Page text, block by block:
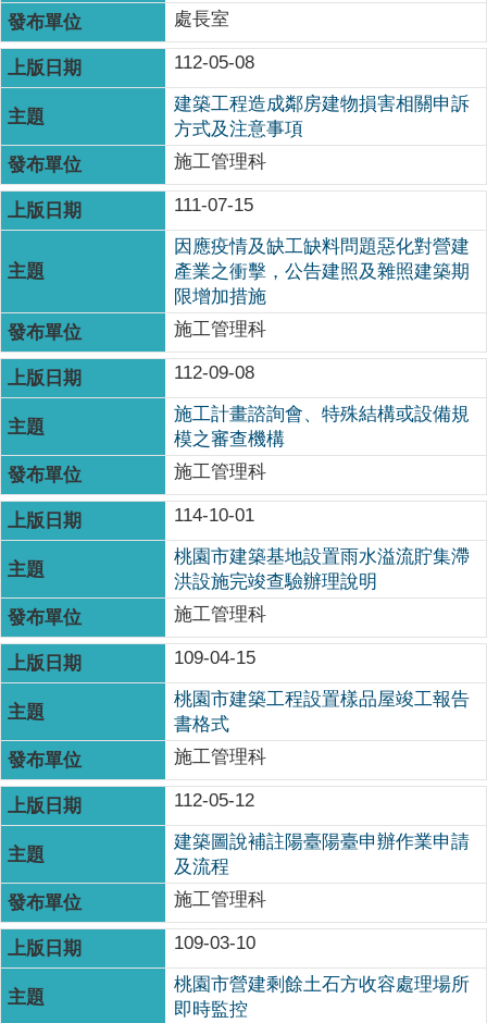
處長室
112-05-08
建築工程造成鄰房建物損害相關申訴
方式及注意事項
施工管理科
111-07-15
因應疫情及缺工缺料問題惡化對營建
產業之衝擊，公告建照及雜照建築期
限增加措施
施工管理科
112-09-08
施工計畫諮詢會、特殊結構或設備規
模之審查機構
施工管理科
114-10-01
桃園市建築基地設置雨水溢流貯集滯
洪設施完竣查驗辦理說明
施工管理科
109-04-15
桃園市建築工程設置樣品屋竣工報告
書格式
施工管理科
112-05-12
建築圖說補註陽臺陽臺申辦作業申請
及流程
施工管理科
109-03-10
桃園市營建剩餘土石方收容處理場所
即時監控